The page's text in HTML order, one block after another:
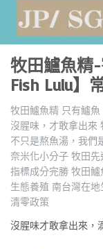
牧田鱸魚精
Fish Lulu】
牧田鱸魚精 只有鱸魚
沒腥味，才敢拿出來
不只是熬魚湯，我們
奈米化小分子 牧田先
指標成分完勝 牧田鱸
生態養殖 南台灣在地
清零政策
沒腥味才敢拿出來，